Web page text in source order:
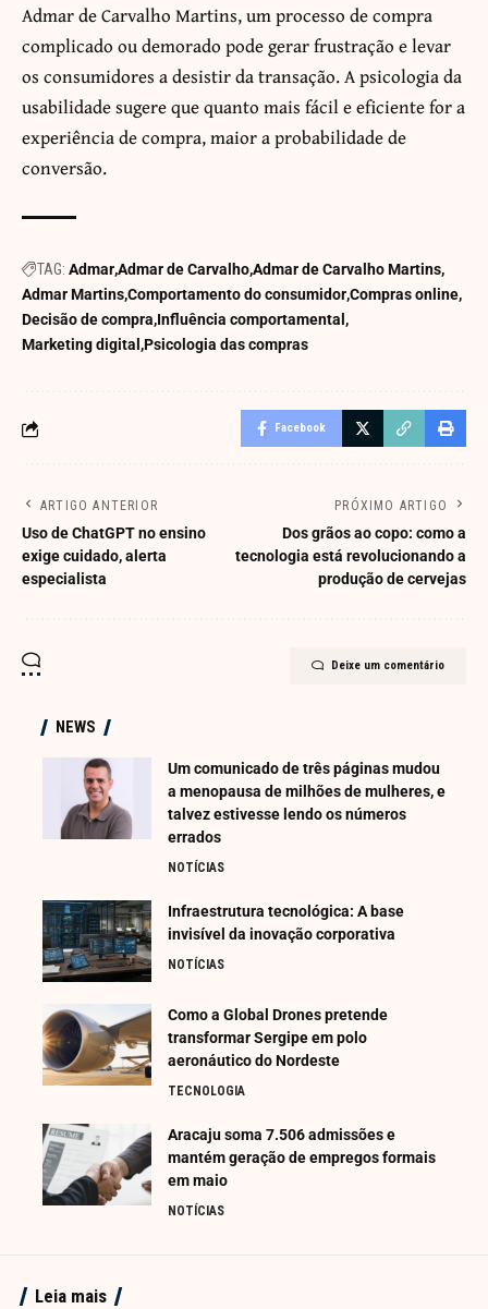
Admar de Carvalho Martins, um processo de compra
complicado ou demorado pode gerar frustração e levar
os consumidores a desistir da transação. A psicologia da
usabilidade sugere que quanto mais fácil e eficiente for a
experiência de compra, maior a probabilidade de
conversão.
TAG: AdmarAdmar de CarvalhoAdmar de Carvalho Martins
Admar MartinsComportamento do consumidorCompras online
Decisão de compra Influência comportamental
Marketing digital Psicologia das compras
Facebook
ARTIGO ANTERIOR
Uso de ChatGPT no ensino
exige cuidado, alerta
especialista
PRÓXIMO ARTIGO
Dos grãos ao copo: como a
tecnologia está revolucionando a
produção de cervejas
Deixe um comentário
NEWS
Um comunicado de três páginas mudou
a menopausa de milhões de mulheres, e
talvez estivesse lendo os números
errados
NOTÍCIAS
Infraestrutura tecnológica: A base
invisível da inovação corporativa
NOTÍCIAS
Como a Global Drones pretende
transformar Sergipe em polo
aeronáutico do Nordeste
TECNOLOGIA
Aracaju soma 7.506 admissões e
mantém geração de empregos formais
em maio
NOTÍCIAS
Leia mais